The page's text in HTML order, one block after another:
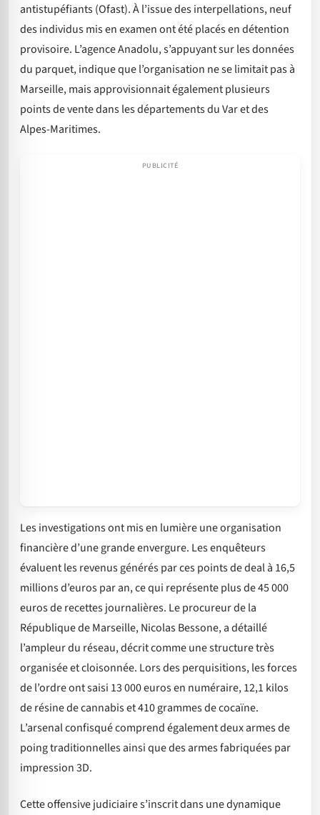
antistupéfiants (Ofast). À l’issue des interpellations, neuf
des individus mis en examen ont été placés en détention
provisoire. L’agence Anadolu, s’appuyant sur les données
du parquet, indique que l’organisation ne se limitait pas à
Marseille, mais approvisionnait également plusieurs
points de vente dans les départements du Var et des
Alpes-Maritimes.
Les investigations ont mis en lumière une organisation
financière d’une grande envergure. Les enquêteurs
évaluent les revenus générés par ces points de deal à 16,5
millions d’euros par an, ce qui représente plus de 45 000
euros de recettes journalières. Le procureur de la
République de Marseille, Nicolas Bessone, a détaillé
l’ampleur du réseau, décrit comme une structure très
organisée et cloisonnée. Lors des perquisitions, les forces
de l’ordre ont saisi 13 000 euros en numéraire, 12,1 kilos
de résine de cannabis et 410 grammes de cocaïne.
L’arsenal confisqué comprend également deux armes de
poing traditionnelles ainsi que des armes fabriquées par
impression 3D.
Cette offensive judiciaire s’inscrit dans une dynamique